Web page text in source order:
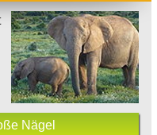
Nägel